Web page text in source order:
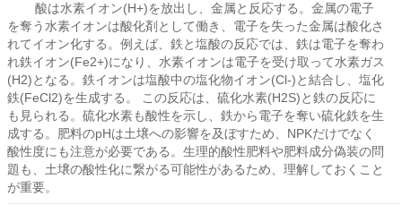
酸は水素イオン(H+)を放出し、金属と反応する。金属の電子
を奪う水素イオンは酸化剤として働き、電子を失った金属は酸化さ
れてイオン化する。例えば、鉄と塩酸の反応では、鉄は電子を奪わ
れ鉄イオン(Fe2+)になり、水素イオンは電子を受け取って水素ガス
(H2)となる。鉄イオンは塩酸中の塩化物イオン(Cl-)と結合し、塩化
鉄(FeCl2)を生成する。 この反応は、硫化水素(H2S)と鉄の反応に
も見られる。硫化水素も酸性を示し、鉄から電子を奪い硫化鉄を生
成する。肥料のpHは土壌への影響を及ぼすため、NPKだけでなく
酸性度にも注意が必要である。生理的酸性肥料や肥料成分偽装の問
題も、土壌の酸性化に繋がる可能性があるため、理解しておくこと
が重要。